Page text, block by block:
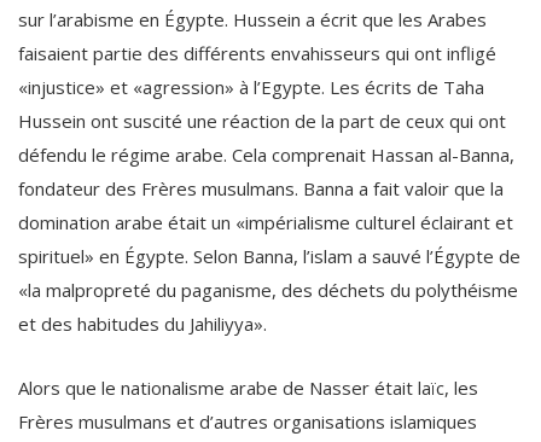
sur l’arabisme en Égypte. Hussein a écrit que les Arabes
faisaient partie des différents envahisseurs qui ont infligé
«injustice» et «agression» à l’Egypte. Les écrits de Taha
Hussein ont suscité une réaction de la part de ceux qui ont
défendu le régime arabe. Cela comprenait Hassan al-Banna,
fondateur des Frères musulmans. Banna a fait valoir que la
domination arabe était un «impérialisme culturel éclairant et
spirituel» en Égypte. Selon Banna, l’islam a sauvé l’Égypte de
«la malpropreté du paganisme, des déchets du polythéisme
et des habitudes du Jahiliyya».
Alors que le nationalisme arabe de Nasser était laïc, les
Frères musulmans et d’autres organisations islamiques